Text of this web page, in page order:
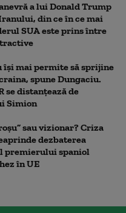
a lui Donald Trump
din ce în ce mai
SUA este prins între
își mai permite să sprijine
spune Dungaciu.
se distanțează de
Simion
sau vizionar? Criza
dezbaterea
premierului spaniol
în UE